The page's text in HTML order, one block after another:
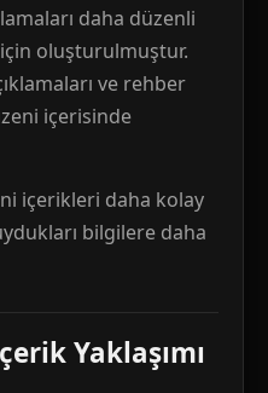
daha düzenli
oluşturulmuştur.
ve rehber
içerisinde
içerikleri daha kolay
bilgilere daha
Yaklaşımı